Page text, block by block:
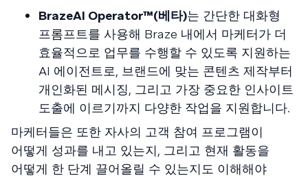
BrazeAI Operator™(베타)는 간단한 대화형
프롬프트를 사용해 Braze 내에서 마케터가 더
효율적으로 업무를 수행할 수 있도록 지원하는
AI 에이전트로, 브랜드에 맞는 콘텐츠 제작부터
개인화된 메시징, 그리고 가장 중요한 인사이트
도출에 이르기까지 다양한 작업을 지원합니다.
마케터들은 또한 자사의 고객 참여 프로그램이
어떻게 성과를 내고 있는지, 그리고 현재 활동을
어떻게 한 단계 끌어올릴 수 있는지도 이해해야